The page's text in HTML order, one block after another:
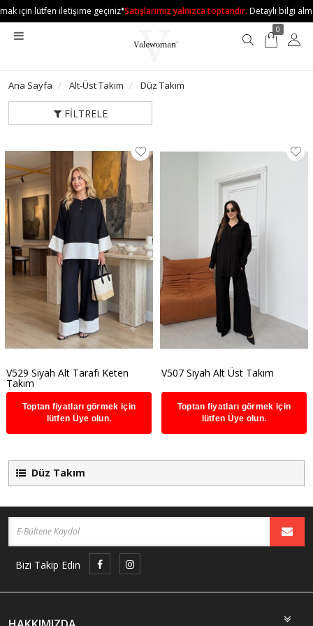
için lütfen iletişime geçiniz•Satışlarımız yalnızca toptandır.Detaylı bilgi
0
Ana Sayfa Alt-Üst Takım Düz Takım
FILTRELE
V529 Siyah Alt Tarafı Keten
Takım
Toptan fiyatları görmek için
lütfen Üye olun.
V507 Siyah Alt Üst Takım
Toptan fiyatları görmek için
lütfen Üye olun.
Düz Takım
Bizi Takip Edin